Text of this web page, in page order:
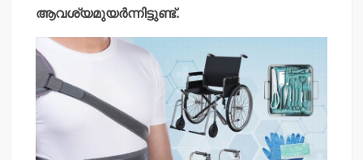
ആവശ്യമുയര്‍ന്നിട്ടുണ്ട്.